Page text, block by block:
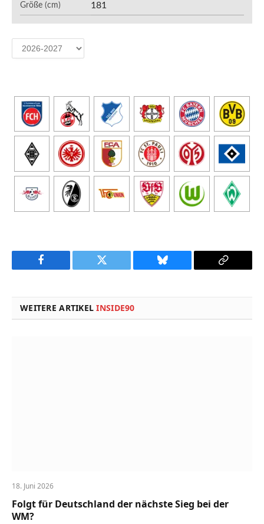
Größe (cm) 181
Facebook Twitter Bluesky
Copy
WEITERE ARTIKELINSIDE90
18. Juni 2026
Folgt für Deutschland der nächste Sieg bei der
WM?